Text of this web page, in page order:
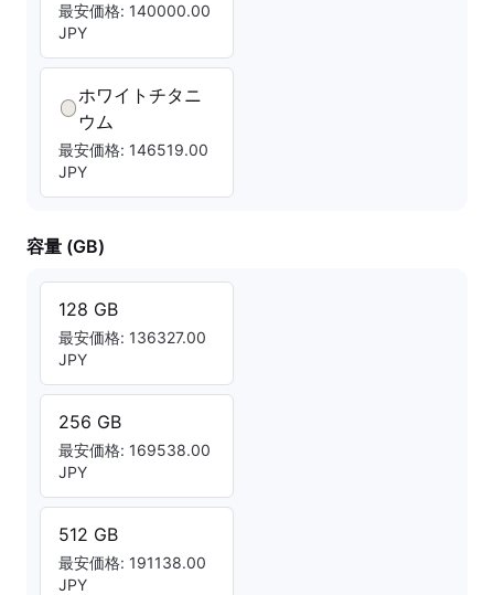
最安価格: 140000.00
JPY
ホワイトチタニ
ウム
最安価格: 146519.00
JPY
容量 (GB)
128 GB
最安価格: 136327.00
JPY
256 GB
最安価格: 169538.00
JPY
512 GB
最安価格: 191138.00
JPY